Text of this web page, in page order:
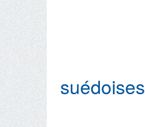
suédoises